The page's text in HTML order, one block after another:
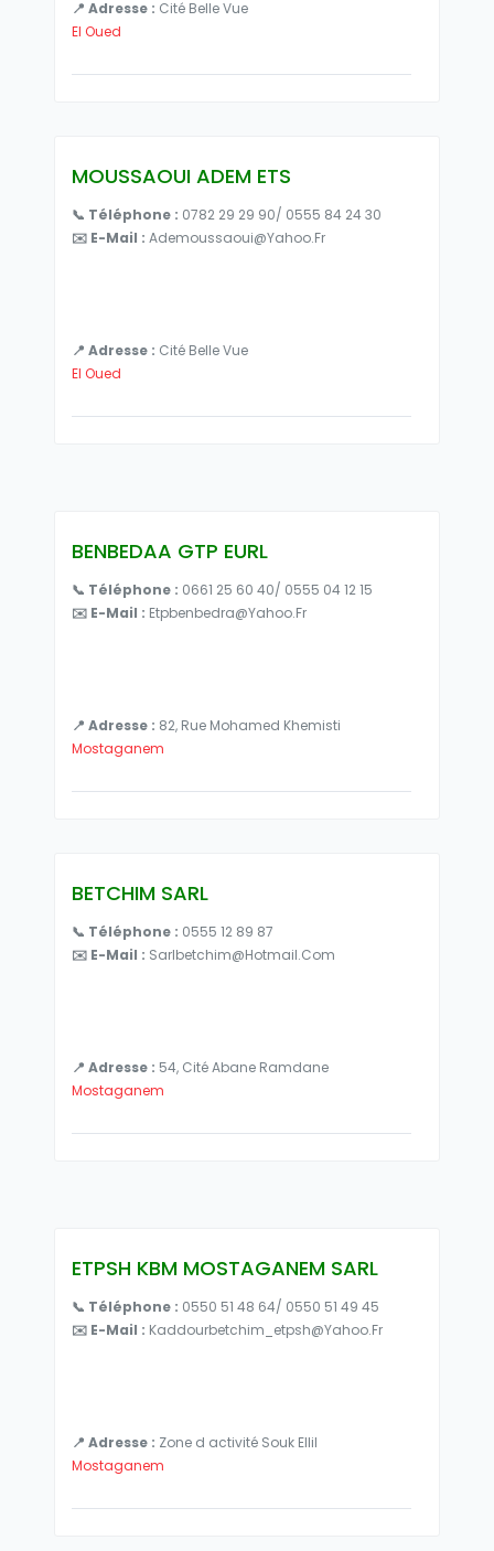
📍 Adresse : Cité Belle Vue
El Oued
MOUSSAOUI ADEM ETS
📞 Téléphone : 0782 29 29 90/ 0555 84 24 30
✉️ E-Mail : Ademoussaoui@yahoo.fr
📍 Adresse : Cité Belle Vue
El Oued
BENBEDAA GTP EURL
📞 Téléphone : 0661 25 60 40/ 0555 04 12 15
✉️ E-Mail : Etpbenbedra@yahoo.fr
📍 Adresse : 82, Rue Mohamed Khemisti
Mostaganem
BETCHIM SARL
📞 Téléphone : 0555 12 89 87
✉️ E-Mail : Sarlbetchim@hotmail.com
📍 Adresse : 54, Cité Abane Ramdane
Mostaganem
ETPSH KBM MOSTAGANEM SARL
📞 Téléphone : 0550 51 48 64/ 0550 51 49 45
✉️ E-Mail : Kaddourbetchim_etpsh@yahoo.fr
📍 Adresse : Zone d activité Souk Ellil
Mostaganem